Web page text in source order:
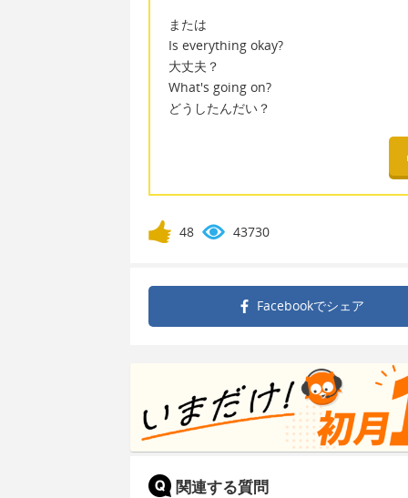
または
Is everything okay?
大丈夫？
What's going on?
どうしたんだい？
48 43730
Facebookでシェア
関連する質問